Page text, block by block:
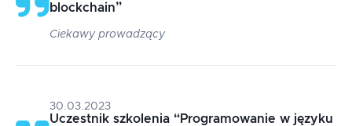
blockchain”
Ciekawy prowadzący
30.03.2023
Uczestnik szkolenia “Programowanie w języku